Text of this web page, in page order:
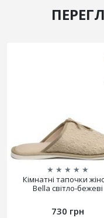
★ ★ ★ ★ ★
Кімнатні тапочки
Bella світло-бежеві
730 грн